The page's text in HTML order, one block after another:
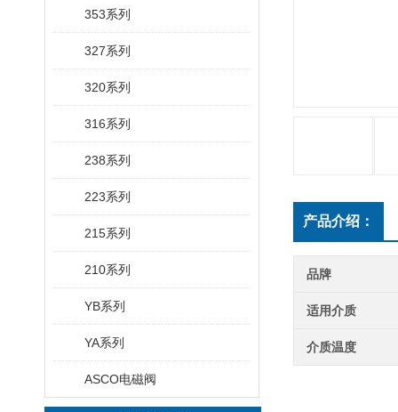
353系列
327系列
320系列
316系列
238系列
223系列
215系列
210系列
YB系列
YA系列
ASCO电磁阀
产品介绍：
品牌
适用介质
介质温度